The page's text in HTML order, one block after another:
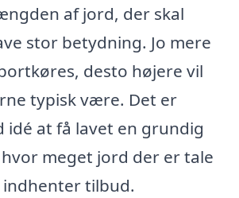
af jord, der skal
stor betydning. Jo mere
desto højere vil
typisk være. Det er
idé at få lavet en grundig
meget jord der er tale
tilbud.